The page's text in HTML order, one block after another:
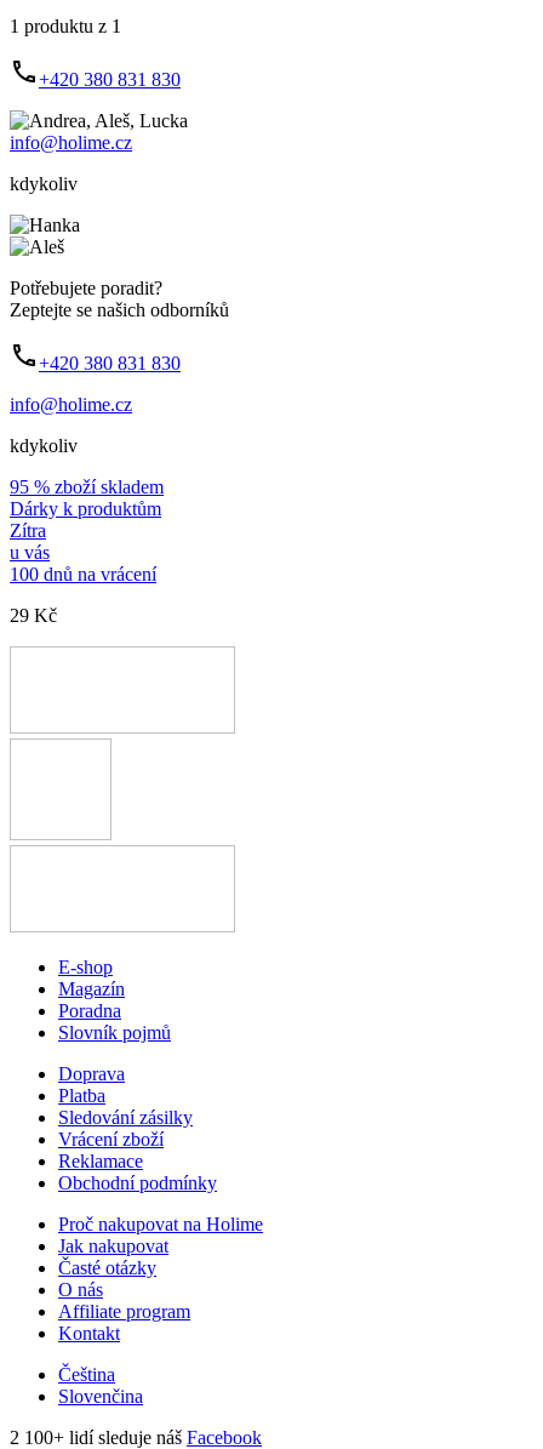
1 produktu z 1
+420 380 831 830
info@holime.cz
kdykoliv
Potřebujete poradit?
Zeptejte se našich odborníků
+420 380 831 830
info@holime.cz
kdykoliv
95 % zboží skladem
Dárky k produktům
Zítra
u vás
100 dnů na vrácení
29 Kč
E-shop
Magazín
Poradna
Slovník pojmů
Doprava
Platba
Sledování zásilky
Vrácení zboží
Reklamace
Obchodní podmínky
Proč nakupovat na Holime
Jak nakupovat
Časté otázky
O nás
Affiliate program
Kontakt
Čeština
Slovenčina
2 100+ lidí sleduje náš Facebook